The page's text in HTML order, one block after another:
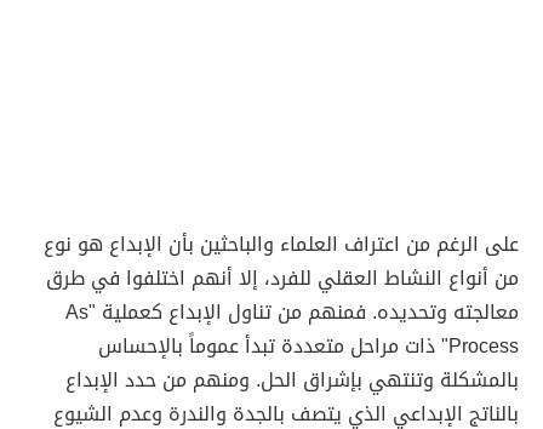
على الرغم من اعتراف العلماء والباحثين بأن الإبداع هو نوع
من أنواع النشاط العقلي للفرد، إلا أنهم اختلفوا في طرق
معالجته وتحديده. فمنهم من تناول الإبداع كعملية "As
Process" ذات مراحل متعددة تبدأ عموماً بالإحساس
بالمشكلة وتنتهي بإشراق الحل. ومنهم من حدد الإبداع
بالناتج الإبداعي الذي يتصف بالجدة والندرة وعدم الشيوع